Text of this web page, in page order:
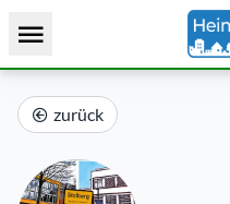
zurück